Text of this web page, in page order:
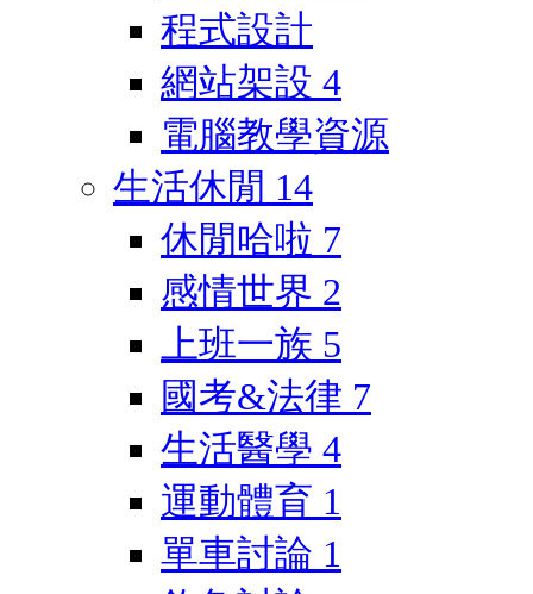
程式設計
網站架設 4
電腦教學資源
生活休閒 14
休閒哈啦 7
感情世界 2
上班一族 5
國考&法律 7
生活醫學 4
運動體育 1
單車討論 1